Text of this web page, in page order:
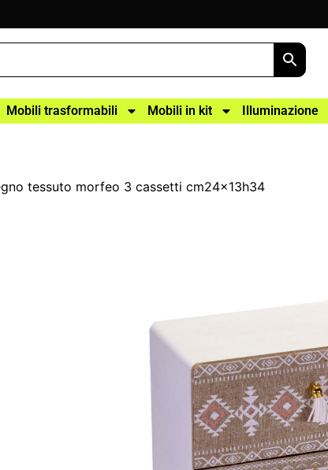
Mobili trasformabili Mobili in kit Illuminazione
tessuto morfeo 3 cassetti cm24x13h34